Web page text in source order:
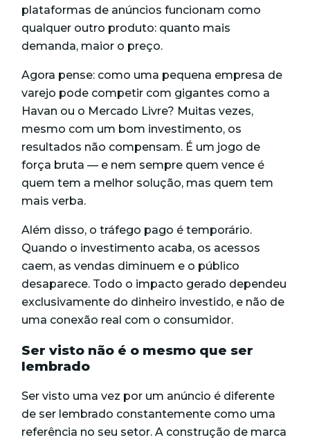
plataformas de anúncios funcionam como
qualquer outro produto: quanto mais
demanda, maior o preço.
Agora pense: como uma pequena empresa de
varejo pode competir com gigantes como a
Havan ou o Mercado Livre? Muitas vezes,
mesmo com um bom investimento, os
resultados não compensam. É um jogo de
força bruta — e nem sempre quem vence é
quem tem a melhor solução, mas quem tem
mais verba.
Além disso, otráfego pago é temporário.
Quando o investimento acaba, os acessos
caem, as vendas diminuem e o público
desaparece. Todo o impacto gerado dependeu
exclusivamente do dinheiro investido, e não de
uma conexão real com o consumidor.
Ser visto não é o mesmo que ser
lembrado
Ser visto uma vez por um anúncio é diferente
de ser lembrado constantemente como uma
referência no seu setor. A construção de marca